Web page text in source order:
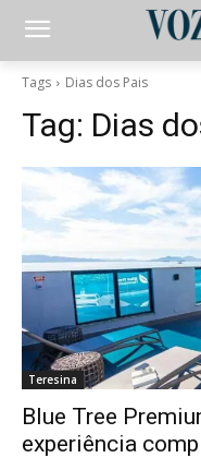
Tags Dias dos Pais
Tag: Dias
Teresina
Blue Tree
experiência